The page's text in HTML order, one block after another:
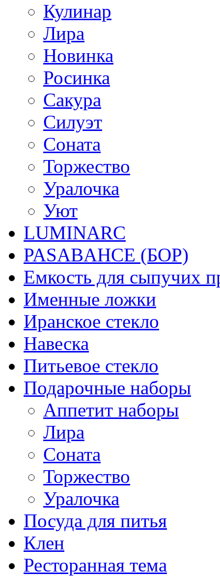
Кулинар
Лира
Новинка
Росинка
Сакура
Силуэт
Соната
Торжество
Уралочка
Уют
LUMINARC
PASABAHCE (БОР)
Емкость для сыпучих
Именные ложки
Иранское стекло
Навеска
Питьевое стекло
Подарочные наборы
Аппетит наборы
Лира
Соната
Торжество
Уралочка
Посуда для питья
Клен
Ресторанная тема